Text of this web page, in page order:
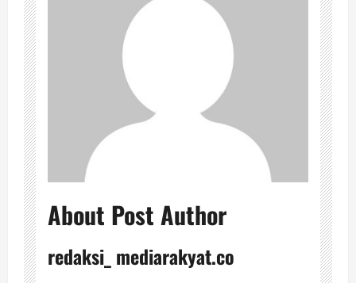
About Post Author
redaksi_ mediarakyat.co